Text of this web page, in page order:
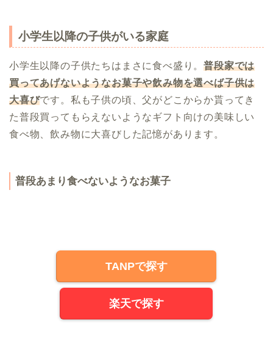
小学生以降の子供がいる家庭
小学生以降の子供たちはまさに食べ盛り。普段家では
買ってあげないようなお菓子や飲み物を選べば子供は
大喜びです。私も子供の頃、父がどこからか貰ってき
た普段買ってもらえないようなギフト向けの美味しい
食べ物、飲み物に大喜びした記憶があります。
普段あまり食べないようなお菓子
TANPで探す
楽天で探す